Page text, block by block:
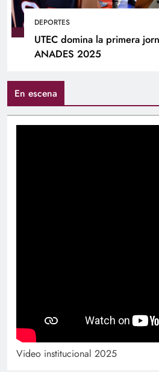
DEPORTES
UTEC domina la primera
ANADES 2025
En escena
Video institucional 2025